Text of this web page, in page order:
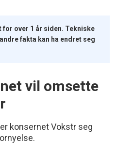
over 1 år siden. Tekniske
fakta kan ha endret seg
vil omsette
konsernet Vokstr seg